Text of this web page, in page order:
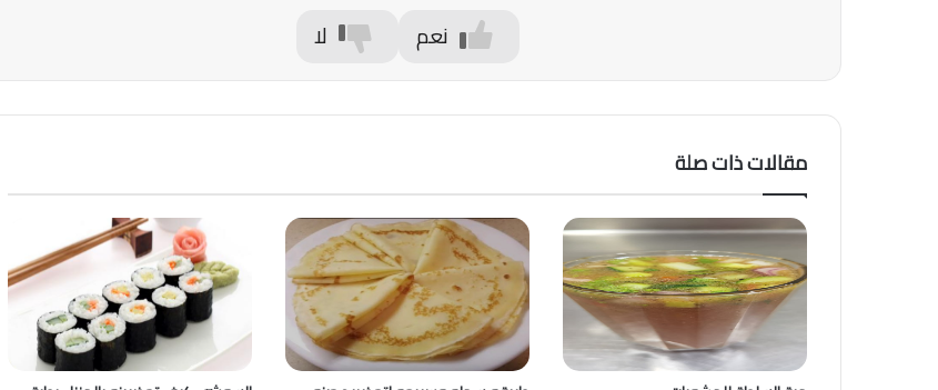
نعم لا
مقالات ذات صلة